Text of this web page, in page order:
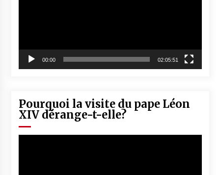
00:00 02:05:51
Pourquoi la visite du pape Léon
XIV dérange-t-elle?